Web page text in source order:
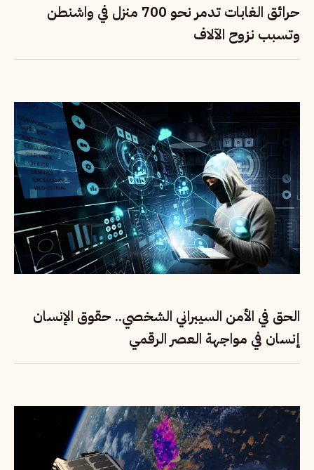
حرائق الغابات تدمر نحو 700 منزل في واشنطن
وتسبب نزوح الآلاف
الحق في الأمن السيبراني الشخصي.. حقوق الإنسان
إنسان في مواجهة العصر الرقمي